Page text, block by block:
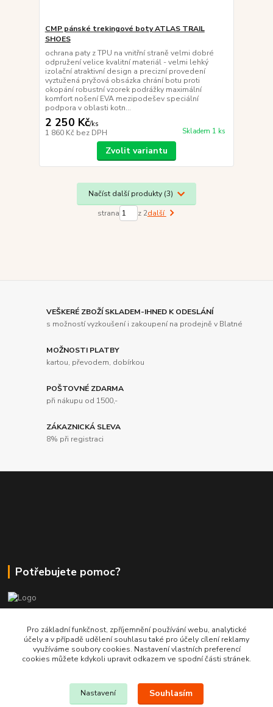
CMP pánské trekingové boty ATLAS TRAIL
SHOES
ochrana paty z TPU na vnitřní straně velmi dobré
odpružení velice kvalitní materiál - velmi lehký
izolační atraktivní design a precizní provedení
vyztužená pryžová obsázka chrání botu proti
okopání robustní vzorek podrážky maximální
komfort nošení EVA mezipodešev speciální
podpora v oblasti kotn...
2 250 Kč/ks
1 860 Kč bez DPH Skladem 1 ks
Zvolit variantu
Načíst další produkty (3)
strana z 2další
VEŠKERÉ ZBOŽÍ SKLADEM-IHNED K ODESLÁNÍ
s možností vyzkoušení i zakoupení na prodejně v Blatné
MOŽNOSTI PLATBY
kartou, převodem, dobírkou
POŠTOVNÉ ZDARMA
při nákupu od 1500,-
ZÁKAZNICKÁ SLEVA
8% při registraci
Potřebujete pomoc?
+420 380 830 198
wokas.online@yahoo.cz
Pro základní funkčnost, zpříjemnění používání webu, analytické
účely a v případě udělení souhlasu také pro účely cílení reklamy
využíváme soubory cookies. Nastavení vlastních preferencí
cookies můžete kdykoli upravit odkazem ve spodní části stránek.
Nastavení Souhlasím